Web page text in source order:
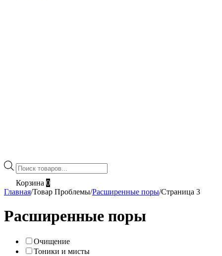
Поиск
товаров
Корзина 0
Главная/Товар Проблемы/Расширенные поры/Страница 3
Расширенные поры
Очищение
Тоники и мисты